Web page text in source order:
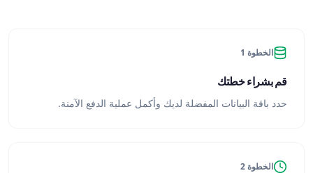
الخطوة 1
قم بشراء خطتك
حدد باقة البيانات المفضلة لديك وأكمل عملية الدفع الآمنة.
الخطوة 2